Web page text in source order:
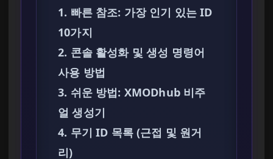
1. 빠른 참조: 가장 인기 있는 ID
10가지
2. 콘솔 활성화 및 생성 명령어
사용 방법
3. 쉬운 방법: XMODhub 비주
얼 생성기
4. 무기 ID 목록 (근접 및 원거
리)